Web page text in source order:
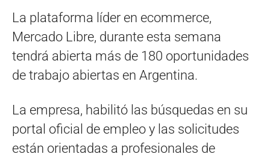
La plataforma líder en ecommerce,
Mercado Libre, durante esta semana
tendrá abierta más de 180 oportunidades
de trabajo abiertas en Argentina.
La empresa, habilitó las búsquedas en su
portal oficial de empleo y las solicitudes
están orientadas a profesionales de